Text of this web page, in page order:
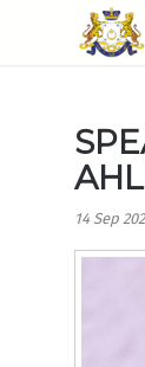
14 Sep